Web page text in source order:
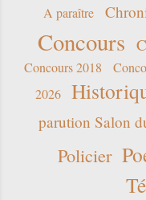
A paraître
Concours
Concours 2018
2026
parution Salon
Policier